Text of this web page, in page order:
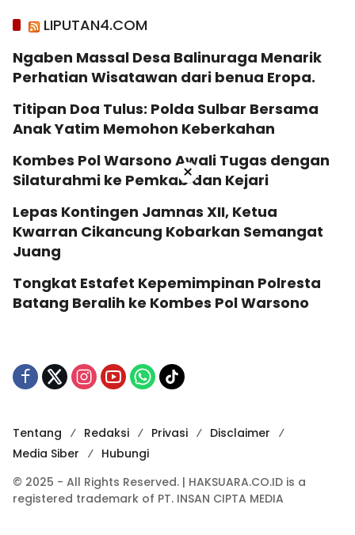
LIPUTAN4.COM
Ngaben Massal Desa Balinuraga Menarik
Perhatian Wisatawan dari benua Eropa.
Titipan Doa Tulus: Polda Sulbar Bersama
Anak Yatim Memohon Keberkahan
Kombes Pol Warsono Awali Tugas dengan
Silaturahmi ke Pemkab dan Kejari
Lepas Kontingen Jamnas XII, Ketua
Kwarran Cikancung Kobarkan Semangat
Juang
Tongkat Estafet Kepemimpinan Polresta
Batang Beralih ke Kombes Pol Warsono
Tentang Redaksi Privasi
Disclaimer
Media Siber
Hubungi
© 2025 - All Rights Reserved. | HAKSUARA.CO.ID is a
registered trademark of PT. INSAN CIPTA MEDIA
×